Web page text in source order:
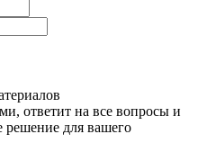
ответит на все вопросы и
решение для вашего